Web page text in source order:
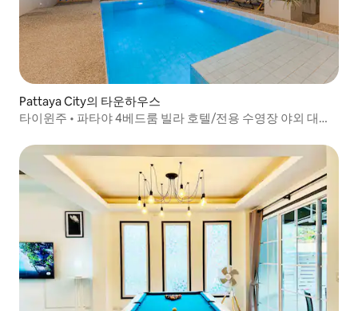
Pattaya City의 타운하우스
타이윈주 • 파타야 4베드룸 빌라 호텔/전용 수영장 야외 대형